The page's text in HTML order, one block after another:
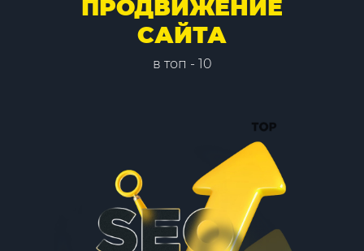
ПРОДВИЖЕНИЕ
САЙТА
в топ - 10